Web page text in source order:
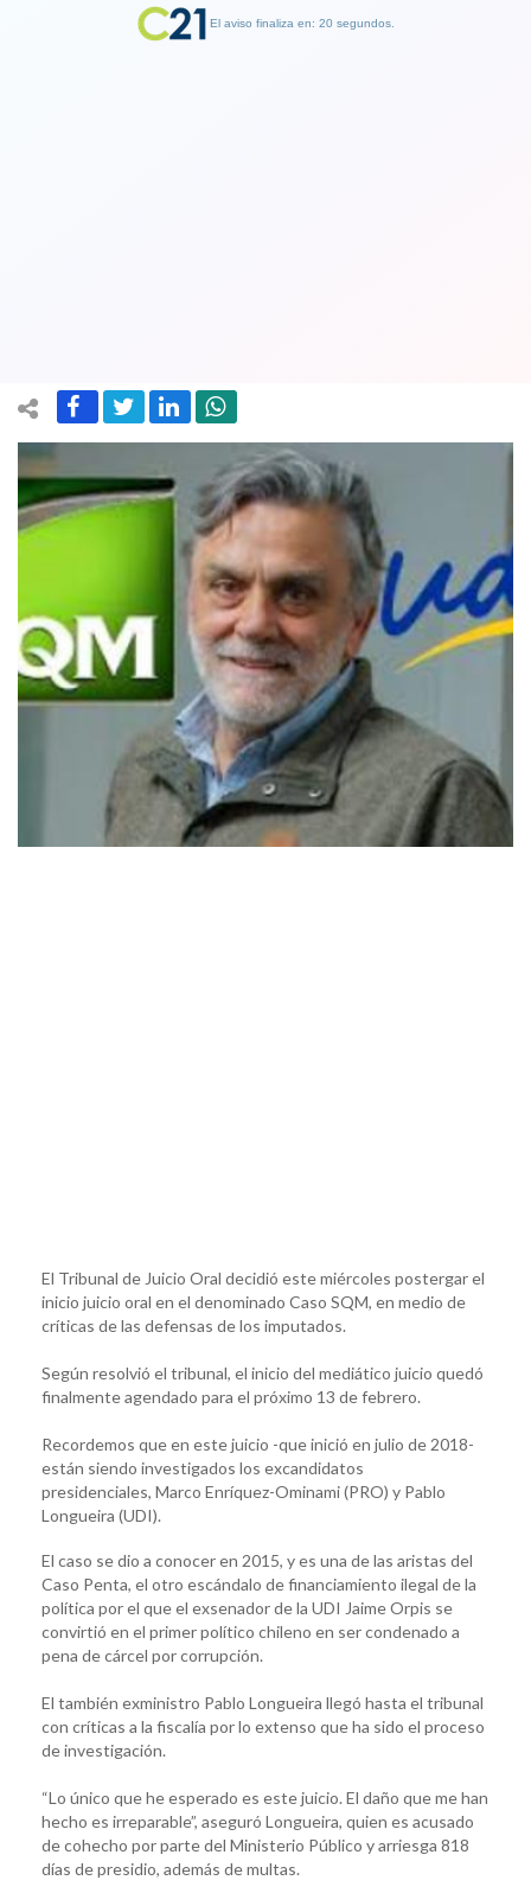
El Tribunal de Juicio Oral decidió este miércoles postergar el
inicio juicio oral en el denominado Caso SQM, en medio de
críticas de las defensas de los imputados.
Según resolvió el tribunal, el inicio del mediático juicio quedó
finalmente agendado para el próximo 13 de febrero.
Recordemos que en este juicio -que inició en julio de 2018-
están siendo investigados los excandidatos
presidenciales, Marco Enríquez-Ominami (PRO) y Pablo
Longueira (UDI).
El caso se dio a conocer en 2015, y es una de las aristas del
Caso Penta, el otro escándalo de financiamiento ilegal de la
política por el que el exsenador de la UDI Jaime Orpis se
convirtió en el primer político chileno en ser condenado a
pena de cárcel por corrupción.
El también exministro Pablo Longueira llegó hasta el tribunal
con críticas a la fiscalía por lo extenso que ha sido el proceso
de investigación.
“Lo único que he esperado es este juicio. El daño que me han
hecho es irreparable”, aseguró Longueira, quien es acusado
de cohecho por parte del Ministerio Público y arriesga 818
días de presidio, además de multas.
El aviso finaliza en: 19 segundos.